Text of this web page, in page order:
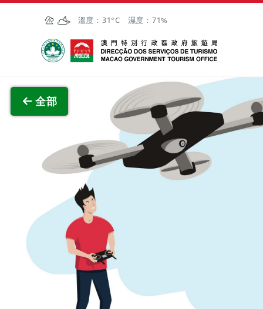
跳至主内容
溫度： 31°C 濕度： 71%
澳門特別行政區政府旅遊局
全部